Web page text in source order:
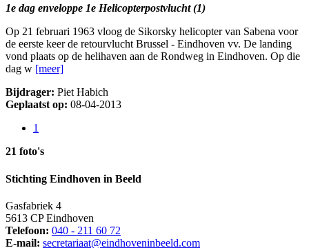
1e dag enveloppe 1e Helicopterpostvlucht (1)
Op 21 februari 1963 vloog de Sikorsky helicopter van Sabena voor
de eerste keer de retourvlucht Brussel - Eindhoven vv. De landing
vond plaats op de helihaven aan de Rondweg in Eindhoven. Op die
dag w [meer]
Bijdrager: Piet Habich
Geplaatst op: 08-04-2013
1
21 foto's
Stichting Eindhoven in Beeld
Gasfabriek 4
5613 CP Eindhoven
Telefoon: 040 - 211 60 72
E-mail: secretariaat@eindhoveninbeeld.com